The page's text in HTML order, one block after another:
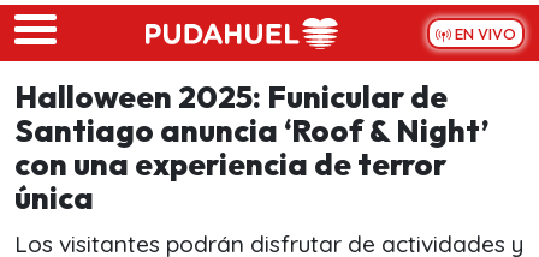
Skip to main content
EN VIVO
Halloween 2025: Funicular de
Santiago anuncia ‘Roof & Night’
con una experiencia de terror
única
Los visitantes podrán disfrutar de actividades y